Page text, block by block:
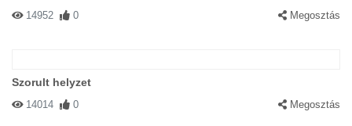
14952 0 Megosztás
Szorult helyzet
14014 0 Megosztás